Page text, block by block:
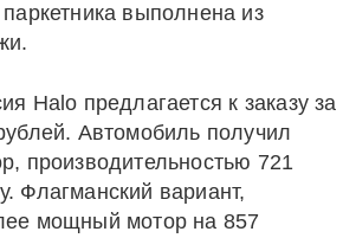
выполнена из
Halo предлагается к заказу за
Автомобиль получил
производительностью 721
Флагманский вариант,
мощный мотор на 857